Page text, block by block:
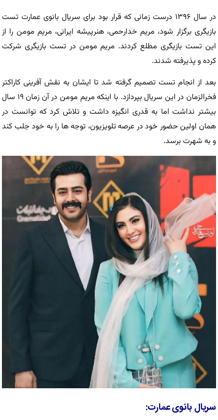
در سال ۱۳۹۶ درست زمانی که قرار بود برای سریال بانوی عمارت تست
بازیگری برگزار شود، مریم خدارحمی، هنرپیشه ایرانی، مریم مومن را از
این تست بازیگری مطلع کردند. مریم مومن در تست بازیگری شرکت
کرده و پذیرفته شدند.
بعد از انجام تست تصمیم گرفته شد تا ایشان به نقش آفرینی کاراکتر
فخرالزمان در این سریال بپردازد. با اینکه مریم مومن در آن زمان ۱۹ سال
بیشتر نداشت اما به قدری انگیزه داشت و تلاش کرد که توانست در
همان اولین حضور خود در عرصه تلویزیون، توجه ها را به خود جلب کند
و به شهرت برسد.
سریال بانوی عمارت: